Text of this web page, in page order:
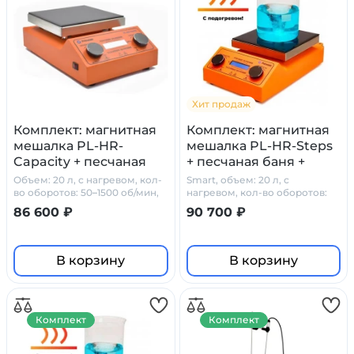
Комплект: магнитная
мешалка PL-HR-
Capacity + песчаная
баня + PT1000 +
штатив Primelab
Объем: 20 л, с нагревом, кол-
во оборотов: 50–1500 об/мин,
стеклокерамика
86 600 ₽
В корзину
Хит продаж
Комплект: магнитная
мешалка PL-HR-Steps
+ песчаная баня +
PT1000 + штатив
Primelab, рабочий
объем 20 л
Smart, объем: 20 л, с
нагревом, кол-во оборотов:
50-1500 об/мин
90 700 ₽
В корзину
Комплект Комплект